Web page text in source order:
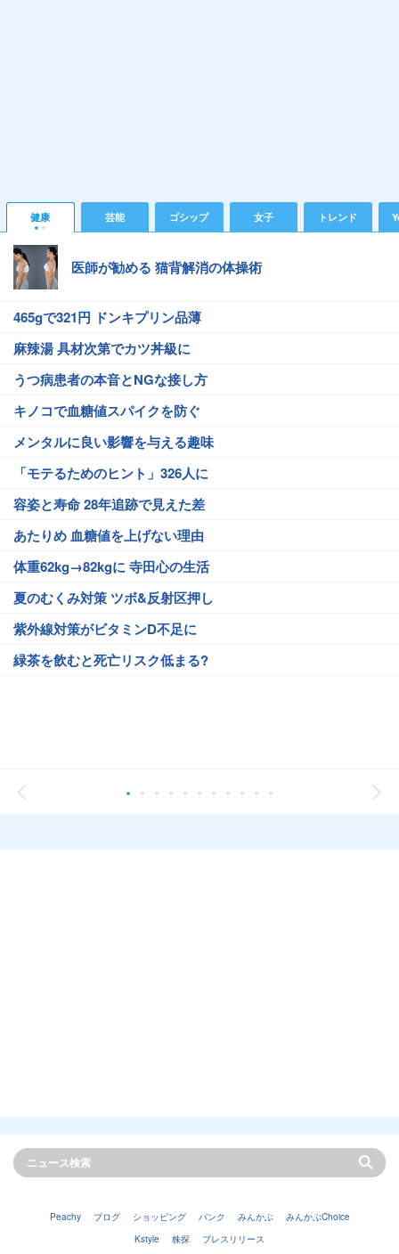
健康 芸能 ゴシップ 女子 トレンド
医師が勧める 猫背解消の体操術
465gで321円 ドンキプリン品薄
麻辣湯 具材次第でカツ丼級に
うつ病患者の本音とNGな接し方
キノコで血糖値スパイクを防ぐ
メンタルに良い影響を与える趣味
「モテるためのヒント」326人に
容姿と寿命 28年追跡で見えた差
あたりめ 血糖値を上げない理由
体重62kg→82kgに 寺田心の生活
夏のむくみ対策 ツボ&反射区押し
紫外線対策がビタミンD不足に
緑茶を飲むと死亡リスク低まる?
Peachy ブログ ショッピング バンク みんかぶ
みんかぶChoice
Kstyle
株探 プレスリリース